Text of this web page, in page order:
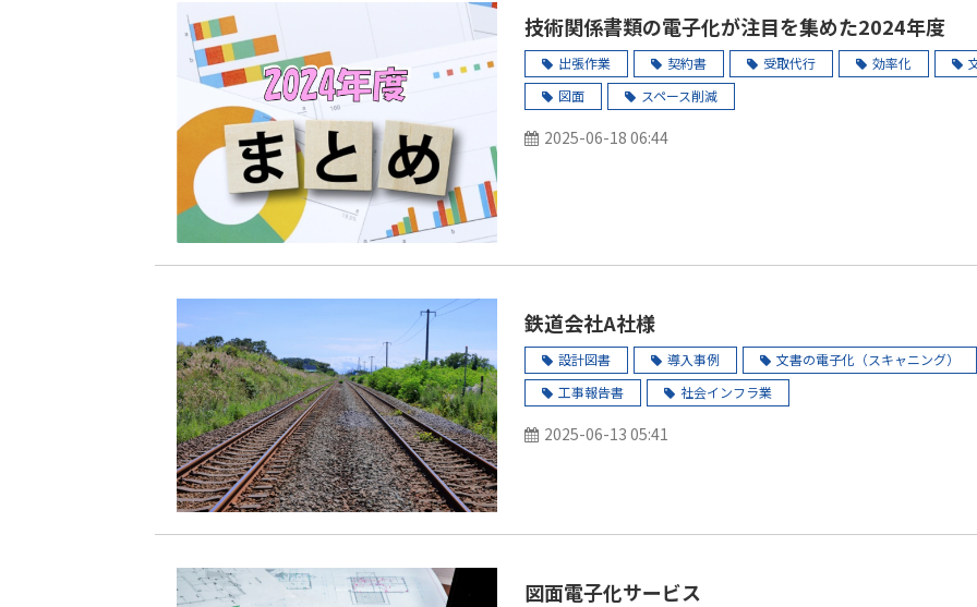
技術関係書類の電子化が注目を集めた2024年度
出張作業 契約書 受取代行 効率化
図面
スペース削減
2025-06-18 06:44
鉄道会社A社様
設計図書 導入事例 文書の電子化（スキャニング）
工事報告書
社会インフラ業
2025-06-13 05:41
図面電子化サービス